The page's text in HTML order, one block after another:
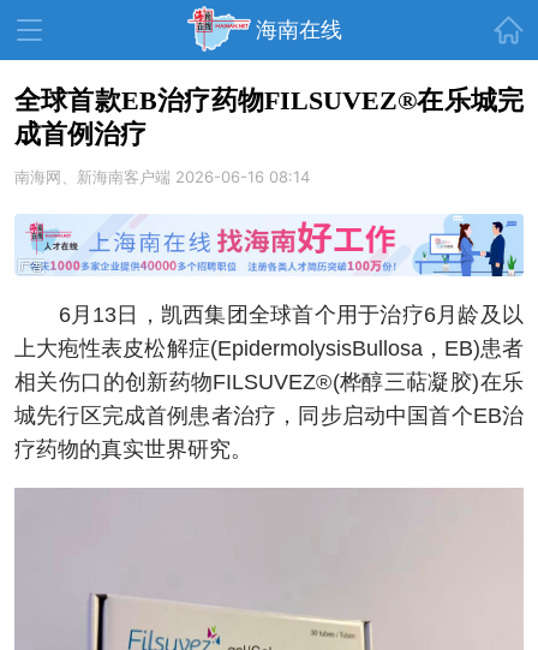
海南在线
资讯中心
教育 健康 房产
生活 演出 活动
展会 走读海南 周末去哪儿
人才在线 天涯企服
全球首款EB治疗药物FILSUVEZ®在乐城完
成首例治疗
南海网、新海南客户端 2026-06-16 08:14
6月13日，凯西集团全球首个用于治疗6月龄及以
上大疱性表皮松解症(EpidermolysisBullosa，EB)患者
相关伤口的创新药物FILSUVEZ®(桦醇三萜凝胶)在乐
城先行区完成首例患者治疗，同步启动中国首个EB治
疗药物的真实世界研究。